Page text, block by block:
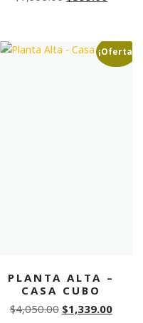
$1,999.00.
¡Oferta!
PLANTA ALTA –
CASA CUBO
$4,050.00 Original
$1,339.00